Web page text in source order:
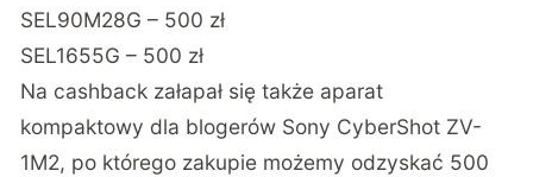
SEL90M28G – 500 zł
SEL1655G – 500 zł
Na cashback załapał się także aparat
kompaktowy dla blogerów Sony CyberShot ZV-
1M2, po którego zakupie możemy odzyskać 500